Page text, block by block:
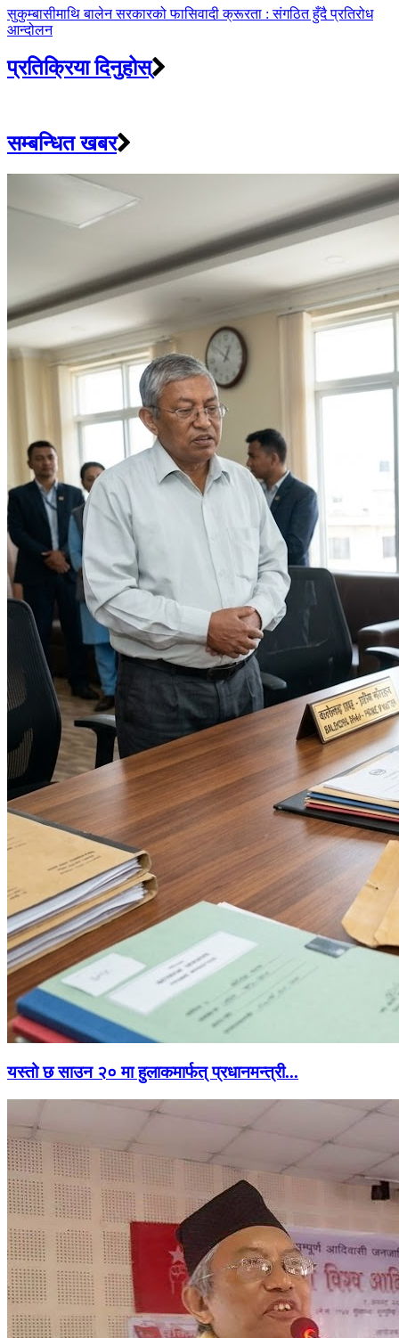
सुकुम्बासीमाथि बालेन सरकारको फासिवादी क्रूरता : संगठित हुँदै प्रतिरोध
आन्दोलन
प्रतिक्रिया दिनुहोस्
सम्बन्धित खबर
यस्तो छ साउन २० मा हुलाकमार्फत् प्रधानमन्त्री...